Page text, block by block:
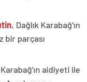
, Dağlık Karabağ’ın
bir parçası
aidiyeti ile